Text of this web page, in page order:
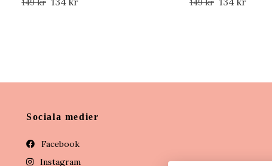
149 kr 149 kr
Sociala medier
Facebook
Instagram